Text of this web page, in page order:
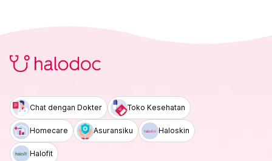
Chat dengan Dokter Toko Kesehatan
Homecare Asuransiku Haloskin
Halofit